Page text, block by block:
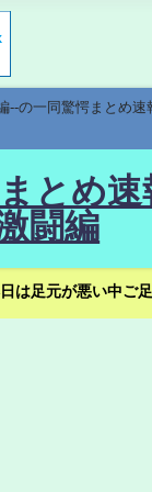
の一同驚愕まとめ
とめ
闘編
足元が悪い中ご